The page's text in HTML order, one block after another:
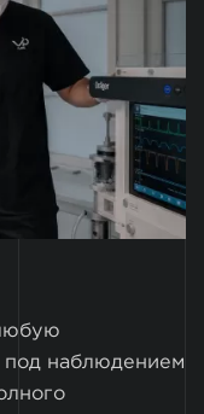
под наблюдением